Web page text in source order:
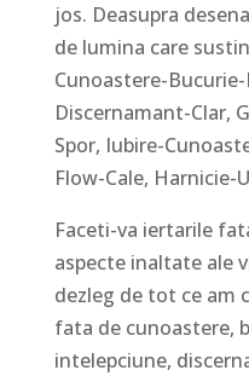
jos. Deasupra
de lumina care
Cunoastere-
Discernamant-Clar,
Spor, Iubire-
Flow-Cale,
Faceti-va iertarile
aspecte inaltate ale
dezleg de tot ce am
fata de cunoastere,
intelepciune,